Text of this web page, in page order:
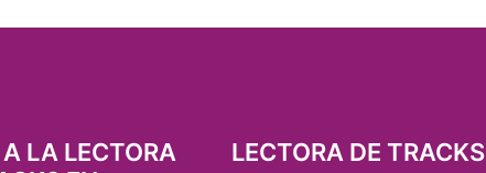
LA LECTORA
LECTORA DE TRACKS